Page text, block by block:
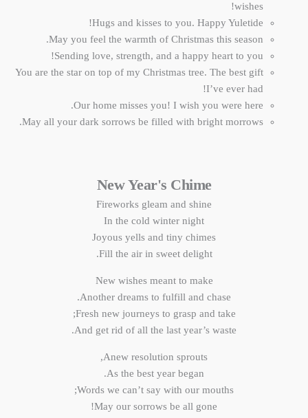
wishes!
Hugs and kisses to you. Happy Yuletide!
May you feel the warmth of Christmas this season.
Sending love, strength, and a happy heart to you!
You are the star on top of my Christmas tree. The best gift
I’ve ever had!
Our home misses you! I wish you were here.
May all your dark sorrows be filled with bright morrows.
New Year's Chime
Fireworks gleam and shine
In the cold winter night
Joyous yells and tiny chimes
Fill the air in sweet delight.
New wishes meant to make
Another dreams to fulfill and chase.
Fresh new journeys to grasp and take;
And get rid of all the last year’s waste.
Anew resolution sprouts,
As the best year began.
Words we can’t say with our mouths;
May our sorrows be all gone!